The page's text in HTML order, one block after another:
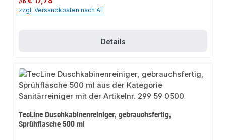
der Klebstoffreste von Schutzfolien und Etiketten, auch auf
Acrylbadewannen, entfernt problemlos Dichtmittelreste im KFZ und
zzgl. Versandkosten nach AT
Details
TecLine Duschkabinenreiniger, gebrauchsfertig,
Sprühflasche 500 ml